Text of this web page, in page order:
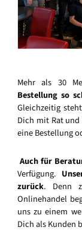
Mehr als 30
Bestellung so
Gleichzeitig
Dich mit Rat und
eine Bestellung
Auch für
Verfügung.
zurück. Denn
Onlinehandel
uns zu einem
Dich als Kunden